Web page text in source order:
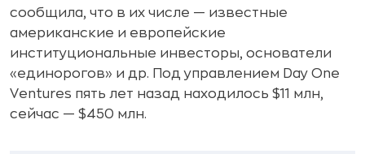
сообщила, что в их числе — известные
американские и европейские
институциональные инвесторы, основатели
«единорогов» и др. Под управлением Day One
Ventures пять лет назад находилось $11 млн,
сейчас — $450 млн.